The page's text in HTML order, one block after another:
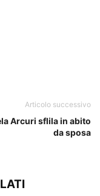
Articolo successivo
Arcuri sflila in abito
da sposa